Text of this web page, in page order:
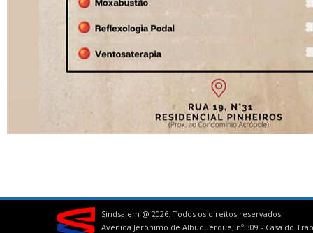
Sindsalem @ 2026. Todos os direitos reservados.
Avenida Jerônimo de Albuquerque, nº 309 - Casa do